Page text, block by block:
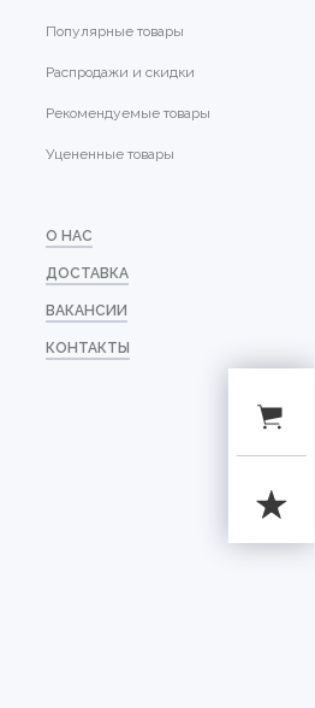
Популярные товары
Распродажи и скидки
Рекомендуемые товары
Уцененные товары
О НАС
ДОСТАВКА
ВАКАНСИИ
КОНТАКТЫ